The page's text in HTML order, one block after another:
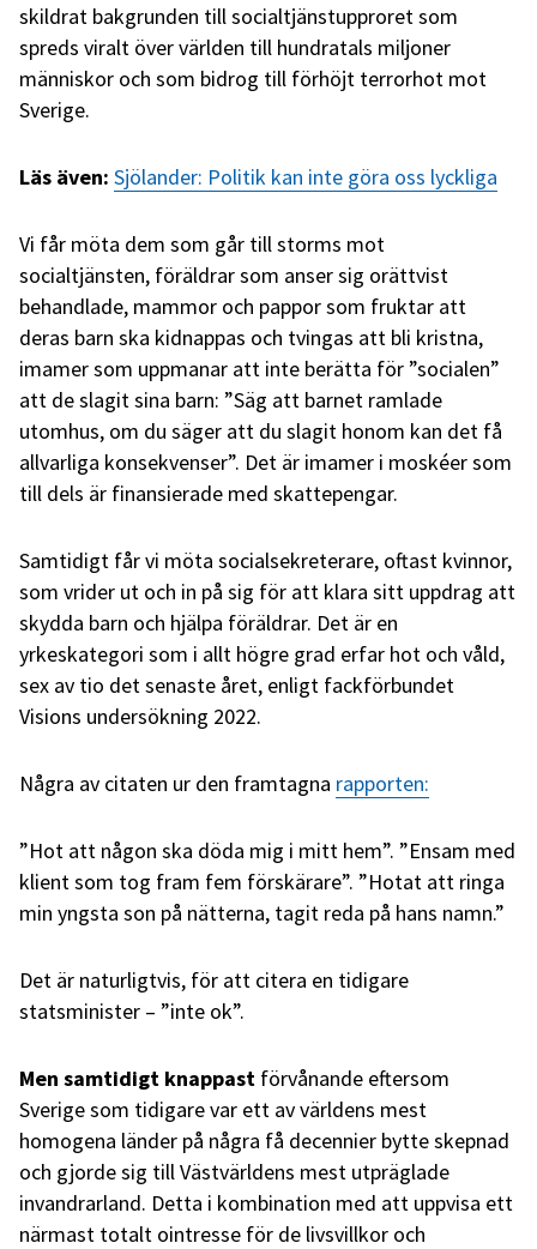
skildrat bakgrunden till socialtjänstupproret som
spreds viralt över världen till hundratals miljoner
människor och som bidrog till förhöjt terrorhot mot
Sverige.
Läs även: Sjölander: Politik kan inte göra oss lyckliga
Vi får möta dem som går till storms mot
socialtjänsten, föräldrar som anser sig orättvist
behandlade, mammor och pappor som fruktar att
deras barn ska kidnappas och tvingas att bli kristna,
imamer som uppmanar att inte berätta för ”socialen”
att de slagit sina barn: ”Säg att barnet ramlade
utomhus, om du säger att du slagit honom kan det få
allvarliga konsekvenser”. Det är imamer i moskéer som
till dels är finansierade med skattepengar.
Samtidigt får vi möta socialsekreterare, oftast kvinnor,
som vrider ut och in på sig för att klara sitt uppdrag att
skydda barn och hjälpa föräldrar. Det är en
yrkeskategori som i allt högre grad erfar hot och våld,
sex av tio det senaste året, enligt fackförbundet
Visions undersökning 2022.
Några av citaten ur den framtagna rapporten:
”Hot att någon ska döda mig i mitt hem”. ”Ensam med
klient som tog fram fem förskärare”. ”Hotat att ringa
min yngsta son på nätterna, tagit reda på hans namn.”
Det är naturligtvis, för att citera en tidigare
statsminister – ”inte ok”.
Men samtidigt knappast förvånande eftersom
Sverige som tidigare var ett av världens mest
homogena länder på några få decennier bytte skepnad
och gjorde sig till Västvärldens mest utpräglade
invandrarland. Detta i kombination med att uppvisa ett
närmast totalt ointresse för de livsvillkor och